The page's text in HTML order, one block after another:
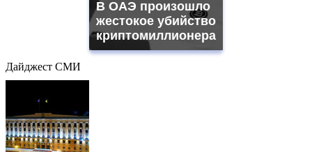
В ОАЭ произошло
жестокое убийство
криптомиллионера
Дайджест СМИ